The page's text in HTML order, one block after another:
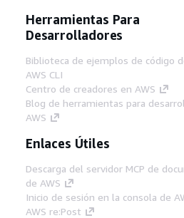
Herramientas Para
Desarrolladores
Biblioteca de ejemplos de código
AWS CLI
Centro de creadores en AWS
Blog de herramientas para
AWS
Enlaces Útiles
Descarga del servidor MCP de
de AWS
Inicio de sesión en la consola de
AWS re:Post